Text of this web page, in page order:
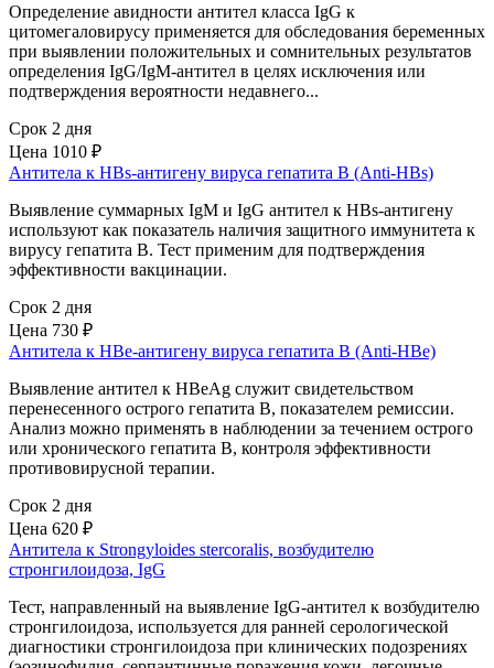
Определение авидности антител класса IgG к
цитомегаловирусу применяется для обследования беременных
при выявлении положительных и сомнительных результатов
определения IgG/IgM-антител в целях исключения или
подтверждения вероятности недавнего...
Срок 2 дня
Цена 1010 ₽
Антитела к HBs-антигену вируса гепатита B (Anti-HBs)
Выявление суммарных IgM и IgG антител к HBs-антигену
используют как показатель наличия защитного иммунитета к
вирусу гепатита В. Тест применим для подтверждения
эффективности вакцинации.
Срок 2 дня
Цена 730 ₽
Антитела к HBе-антигену вируса гепатита B (Anti-HBе)
Выявление антител к HBеAg служит свидетельством
перенесенного острого гепатита В, показателем ремиссии.
Анализ можно применять в наблюдении за течением острого
или хронического гепатита В, контроля эффективности
противовирусной терапии.
Срок 2 дня
Цена 620 ₽
Антитела к Strongyloides stercoralis, возбудителю
стронгилоидоза, IgG
Тест, направленный на выявление IgG-антител к возбудителю
стронгилоидоза, используется для ранней серологической
диагностики стронгилоидоза при клинических подозрениях